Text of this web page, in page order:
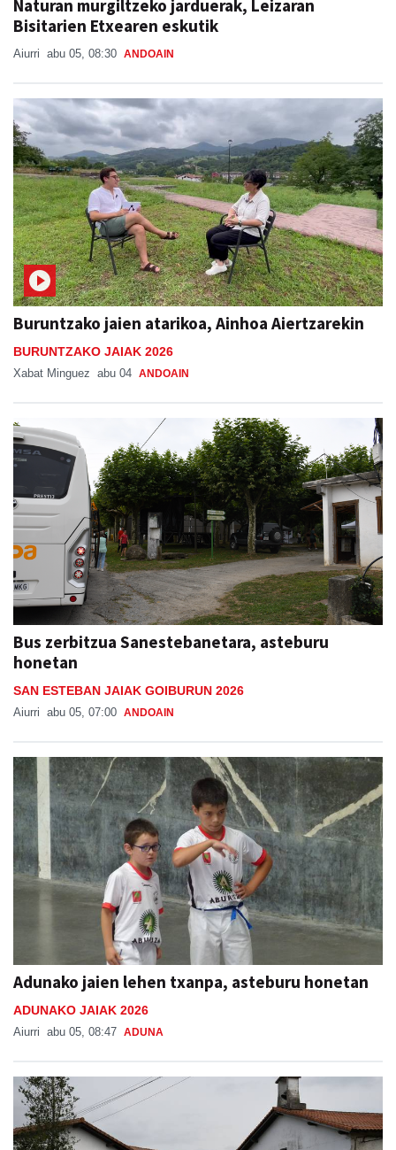
Naturan murgiltzeko jarduerak, Leizaran
Bisitarien Etxearen eskutik
Aiurri abu 05, 08:30 ANDOAIN
Buruntzako jaien atarikoa, Ainhoa Aiertzarekin
BURUNTZAKO JAIAK 2026
Xabat Minguez abu 04 ANDOAIN
Bus zerbitzua Sanestebanetara, asteburu
honetan
SAN ESTEBAN JAIAK GOIBURUN 2026
Aiurri abu 05, 07:00 ANDOAIN
Adunako jaien lehen txanpa, asteburu honetan
ADUNAKO JAIAK 2026
Aiurri abu 05, 08:47 ADUNA